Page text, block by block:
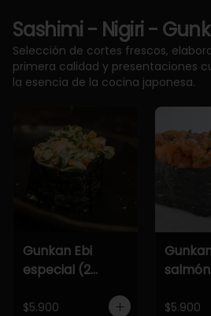
Sashimi - Nigiri -
Selección de cortes frescos,
primera calidad y presentaciones
la esencia de la cocina japonesa.
Gunkan Ebi
especial (2
$5.900 $5.900